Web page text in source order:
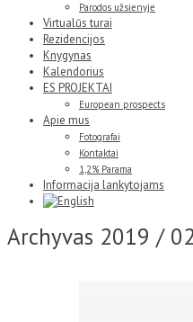
Parodos užsienyje
Virtualūs turai
Rezidencijos
Knygynas
Kalendorius
ES PROJEKTAI
European prospects
Apie mus
Fotografai
Kontaktai
1,2% Parama
Informacija lankytojams
Archyvas 2019 / 02